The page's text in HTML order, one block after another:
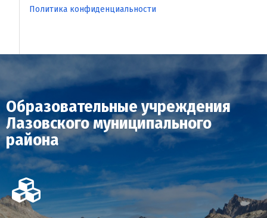
Политика конфиденциальности
Образовательные учреждения
Лазовского муниципального
района